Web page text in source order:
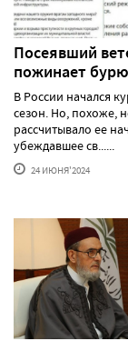
Посеявший
пожинает бурю
В России начался
сезон. Но, похоже,
рассчитывало ее
убеждавшее св......
24 ИЮНЯ'2024